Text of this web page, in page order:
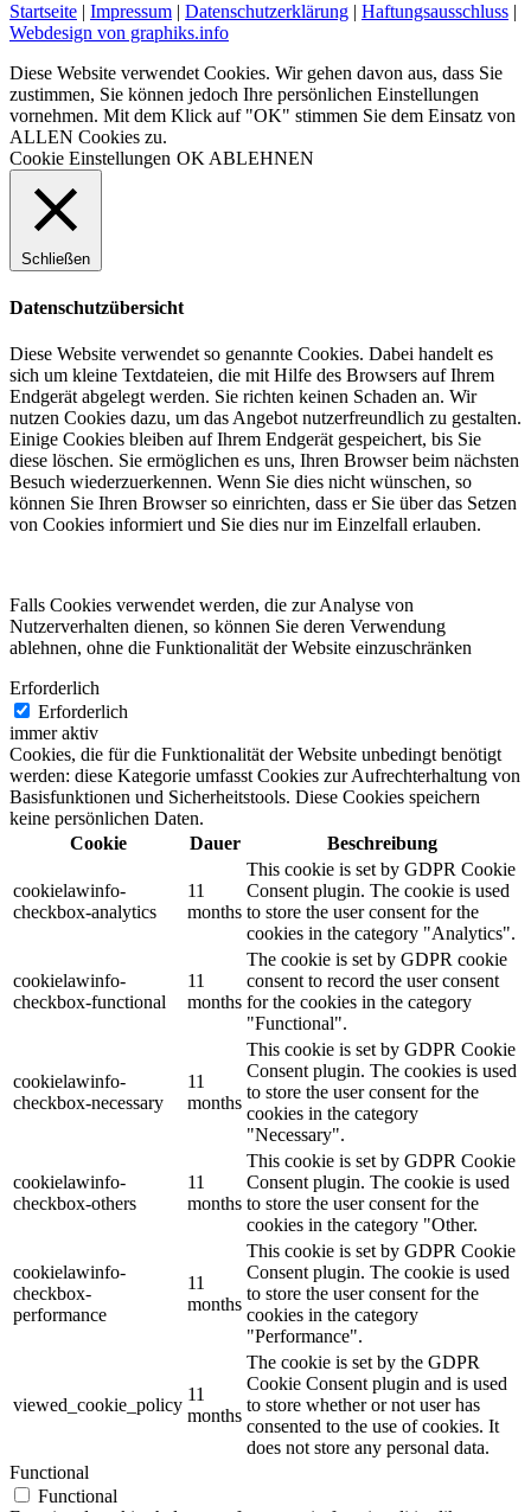
Startseite | Impressum | Datenschutzerklärung | Haftungsausschluss |
Webdesign von graphiks.info
Diese Website verwendet Cookies. Wir gehen davon aus, dass Sie
zustimmen, Sie können jedoch Ihre persönlichen Einstellungen
vornehmen. Mit dem Klick auf "OK" stimmen Sie dem Einsatz von
ALLEN Cookies zu.
Cookie Einstellungen OKABLEHNEN
Schließen
Datenschutzübersicht
Diese Website verwendet so genannte Cookies. Dabei handelt es
sich um kleine Textdateien, die mit Hilfe des Browsers auf Ihrem
Endgerät abgelegt werden. Sie richten keinen Schaden an. Wir
nutzen Cookies dazu, um das Angebot nutzerfreundlich zu gestalten.
Einige Cookies bleiben auf Ihrem Endgerät gespeichert, bis Sie
diese löschen. Sie ermöglichen es uns, Ihren Browser beim nächsten
Besuch wiederzuerkennen. Wenn Sie dies nicht wünschen, so
können Sie Ihren Browser so einrichten, dass er Sie über das Setzen
von Cookies informiert und Sie dies nur im Einzelfall erlauben.
Falls Cookies verwendet werden, die zur Analyse von
Nutzerverhalten dienen, so können Sie deren Verwendung
ablehnen, ohne die Funktionalität der Website einzuschränken
Erforderlich
Erforderlich
immer aktiv
Cookies, die für die Funktionalität der Website unbedingt benötigt
werden: diese Kategorie umfasst Cookies zur Aufrechterhaltung von
Basisfunktionen und Sicherheitstools. Diese Cookies speichern
keine persönlichen Daten.
Cookie
Dauer Beschreibung
cookielawinfo-
checkbox-analytics
11
months
This cookie is set by GDPR Cookie
Consent plugin. The cookie is used
to store the user consent for the
cookies in the category "Analytics".
cookielawinfo-
checkbox-functional
11
months
The cookie is set by GDPR cookie
consent to record the user consent
for the cookies in the category
"Functional".
cookielawinfo-
checkbox-necessary
11
months
This cookie is set by GDPR Cookie
Consent plugin. The cookies is used
to store the user consent for the
cookies in the category
"Necessary".
cookielawinfo-
checkbox-others
11
months
This cookie is set by GDPR Cookie
Consent plugin. The cookie is used
to store the user consent for the
cookies in the category "Other.
cookielawinfo-
checkbox-
performance
11
months
This cookie is set by GDPR Cookie
Consent plugin. The cookie is used
to store the user consent for the
cookies in the category
"Performance".
viewed_cookie_policy
11
months
The cookie is set by the GDPR
Cookie Consent plugin and is used
to store whether or not user has
consented to the use of cookies. It
does not store any personal data.
Functional
Functional